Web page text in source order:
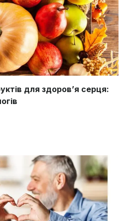
для здоров’я серця: